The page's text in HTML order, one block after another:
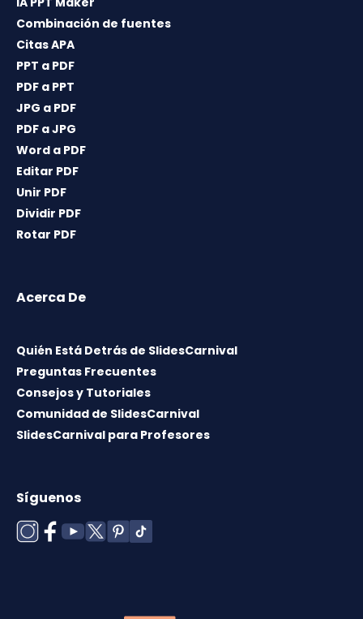
Combinación de fuentes
Citas APA
PPT a PDF
PDF a PPT
JPG a PDF
PDF a JPG
Word a PDF
Editar PDF
Unir PDF
Dividir PDF
Rotar PDF
Acerca De
Quién Está Detrás de SlidesCarnival
Preguntas Frecuentes
Consejos y Tutoriales
Comunidad de SlidesCarnival
SlidesCarnival para Profesores
Síguenos